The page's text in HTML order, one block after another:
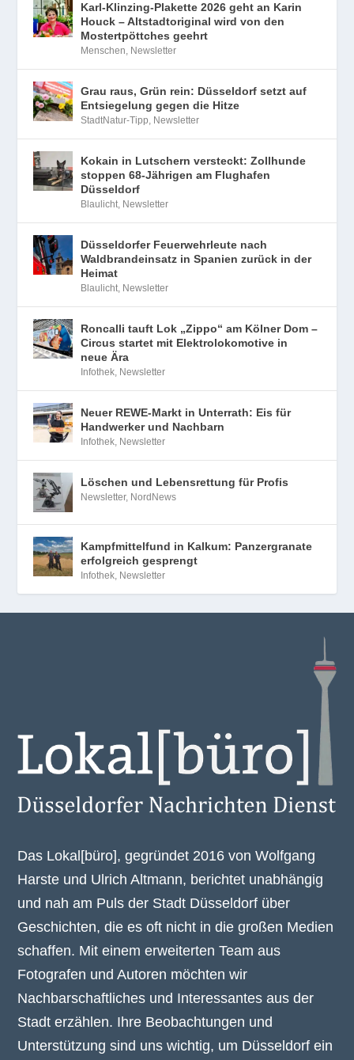
Karl-Klinzing-Plakette 2026 geht an Karin
Houck – Altstadtoriginal wird von den
Mostertpöttches geehrt
Menschen, Newsletter
Grau raus, Grün rein: Düsseldorf setzt auf
Entsiegelung gegen die Hitze
StadtNatur-Tipp, Newsletter
Kokain in Lutschern versteckt: Zollhunde
stoppen 68-Jährigen am Flughafen
Düsseldorf
Blaulicht, Newsletter
Düsseldorfer Feuerwehrleute nach
Waldbrandeinsatz in Spanien zurück in der
Heimat
Blaulicht, Newsletter
Roncalli tauft Lok „Zippo“ am Kölner Dom –
Circus startet mit Elektrolokomotive in
neue Ära
Infothek, Newsletter
Neuer REWE-Markt in Unterrath: Eis für
Handwerker und Nachbarn
Infothek, Newsletter
Löschen und Lebensrettung für Profis
Newsletter, NordNews
Kampfmittelfund in Kalkum: Panzergranate
erfolgreich gesprengt
Infothek, Newsletter
Das Lokal[büro], gegründet 2016 von Wolfgang
Harste und Ulrich Altmann, berichtet unabhängig
und nah am Puls der Stadt Düsseldorf über
Geschichten, die es oft nicht in die großen Medien
schaffen. Mit einem erweiterten Team aus
Fotografen und Autoren möchten wir
Nachbarschaftliches und Interessantes aus der
Stadt erzählen. Ihre Beobachtungen und
Unterstützung sind uns wichtig, um Düsseldorf ein